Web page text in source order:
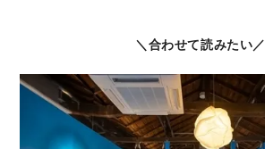
＼合わせて読みたい／